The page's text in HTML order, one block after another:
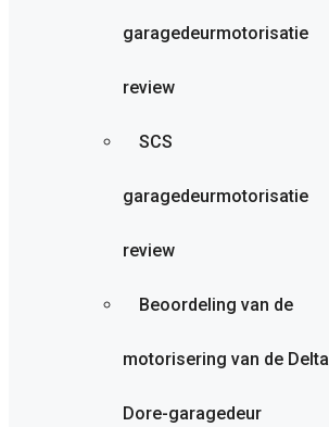
garagedeurmotorisatie
review
SCS
garagedeurmotorisatie
review
Beoordeling van de
motorisering van de Delta
Dore-garagedeur